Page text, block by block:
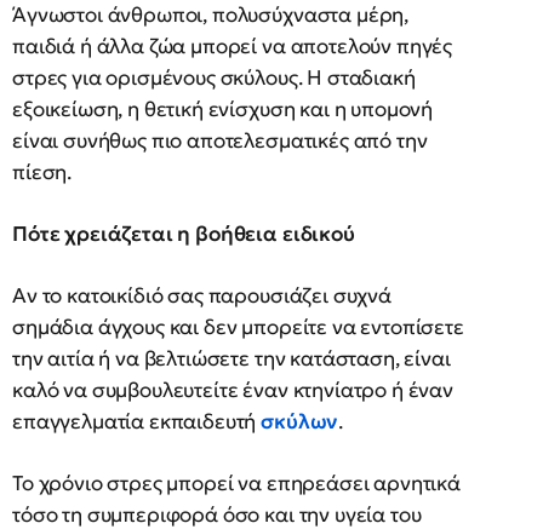
Άγνωστοι άνθρωποι, πολυσύχναστα μέρη,
παιδιά ή άλλα ζώα μπορεί να αποτελούν πηγές
στρες για ορισμένους σκύλους. Η σταδιακή
εξοικείωση, η θετική ενίσχυση και η υπομονή
είναι συνήθως πιο αποτελεσματικές από την
πίεση.
Πότε χρειάζεται η βοήθεια ειδικού
Αν το κατοικίδιό σας παρουσιάζει συχνά
σημάδια άγχους και δεν μπορείτε να εντοπίσετε
την αιτία ή να βελτιώσετε την κατάσταση, είναι
καλό να συμβουλευτείτε έναν κτηνίατρο ή έναν
επαγγελματία εκπαιδευτήσκύλων.
Το χρόνιο στρες μπορεί να επηρεάσει αρνητικά
τόσο τη συμπεριφορά όσο και την υγεία του